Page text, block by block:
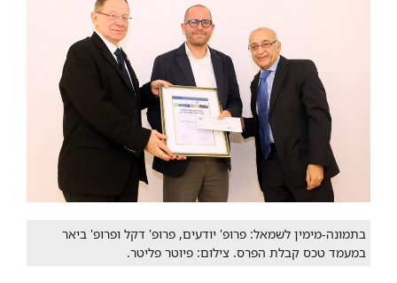
בתמונה-מימין לשמאל: פרופ' יודעים, פרופ' דקל ופרופ' ביאר
במעמד טכס קבלת הפרס. צילום: פיוטר פליטר.